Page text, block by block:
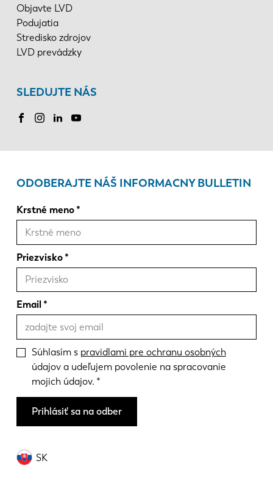
Objavte LVD
Podujatia
Stredisko zdrojov
LVD prevádzky
SLEDUJTE NÁS
SK
ODOBERAJTE NÁŠ INFORMACNY BULLETIN
Krstné meno
Priezvisko
Email
Súhlasím s pravidlami pre ochranu osobných
údajov a udeľujem povolenie na spracovanie
mojich údajov.
Prihlásiť sa na odber